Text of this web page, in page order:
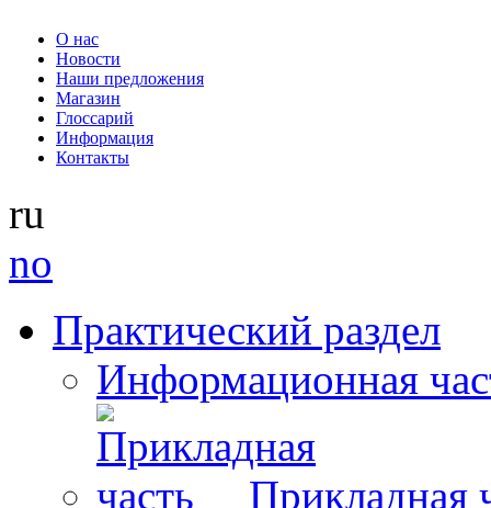
О нас
Новости
Наши предложения
Магазин
Глоссарий
Информация
Контакты
ru
no
Практический раздел
Информационная
Прикладная